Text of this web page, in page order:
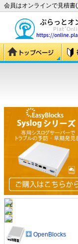
会員はオンラインで見積書(
OpenBlocks